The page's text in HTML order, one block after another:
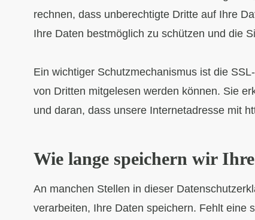
rechnen, dass unberechtigte Dritte auf Ihre
Ihre Daten bestmöglich zu schützen und die
Ein wichtiger Schutzmechanismus ist die
von Dritten mitgelesen werden können. Sie
und daran, dass unsere Internetadresse mit
Wie lange speichern wir
An manchen Stellen in dieser
verarbeiten, Ihre Daten speichern. Fehlt eine